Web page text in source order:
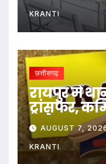
KRANTI
छत्तीसगढ़
रायपुर में
ट्रांसफर,
आदेश
AUGUST 7,
KRANTI